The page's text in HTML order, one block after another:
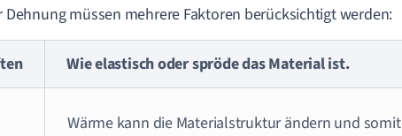
Dehnung müssen mehrere Faktoren berücksichtigt werden:
Wie elastisch oder spröde das Material ist.
Wärme kann die Materialstruktur ändern und somit